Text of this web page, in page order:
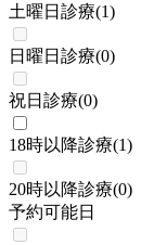
土曜日診療(1)
日曜日診療(0)
祝日診療(0)
18時以降診療(1)
20時以降診療(0)
予約可能日